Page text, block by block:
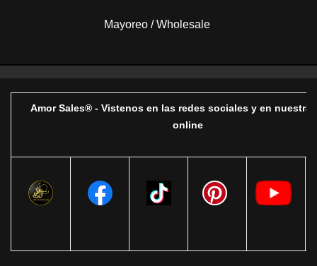
Mayoreo / Wholesale
Amor Sales® - Vistenos en las redes sociales y en nuestra
online